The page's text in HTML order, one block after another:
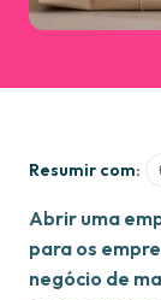
Resumir com:
Abrir uma
para os
negócio de